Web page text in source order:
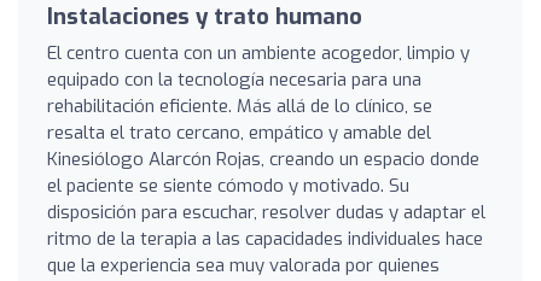
Instalaciones y trato humano
El centro cuenta con un ambiente acogedor, limpio y
equipado con la tecnología necesaria para una
rehabilitación eficiente. Más allá de lo clínico, se
resalta el trato cercano, empático y amable del
Kinesiólogo Alarcón Rojas, creando un espacio donde
el paciente se siente cómodo y motivado. Su
disposición para escuchar, resolver dudas y adaptar el
ritmo de la terapia a las capacidades individuales hace
que la experiencia sea muy valorada por quienes